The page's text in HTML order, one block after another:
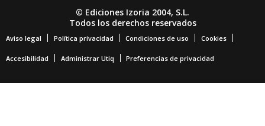
© Ediciones Izoria 2004, S.L.
Todos los derechos reservados
Aviso legal Política privacidad Condiciones de uso Cookies
Accesibilidad Administrar Utiq Preferencias de privacidad